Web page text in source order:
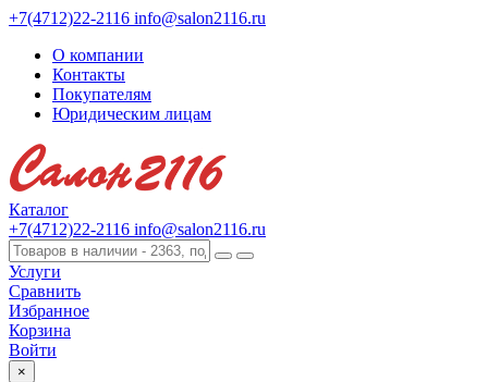
+7(4712)22-2116 info@salon2116.ru
О компании
Контакты
Покупателям
Юридическим лицам
Каталог
+7(4712)22-2116 info@salon2116.ru
Услуги
Сравнить
Избранное
Корзина
Войти
×